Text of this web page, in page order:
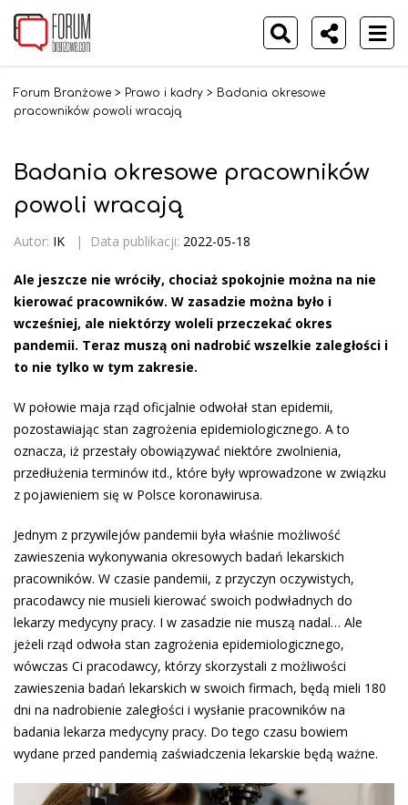
Forum Branżowe > Prawo i kadry > Badania okresowe
pracowników powoli wracają
Badania okresowe pracowników
powoli wracają
Autor: IK | Data publikacji: 2022-05-18
Ale jeszcze nie wróciły, chociaż spokojnie można na nie
kierować pracowników. W zasadzie można było i
wcześniej, ale niektórzy woleli przeczekać okres
pandemii. Teraz muszą oni nadrobić wszelkie zaległości i
to nie tylko w tym zakresie.
W połowie maja rząd oficjalnie odwołał stan epidemii,
pozostawiając stan zagrożenia epidemiologicznego. A to
oznacza, iż przestały obowiązywać niektóre zwolnienia,
przedłużenia terminów itd., które były wprowadzone w związku
z pojawieniem się w Polsce koronawirusa.
Jednym z przywilejów pandemii była właśnie możliwość
zawieszenia wykonywania okresowych badań lekarskich
pracowników. W czasie pandemii, z przyczyn oczywistych,
pracodawcy nie musieli kierować swoich podwładnych do
lekarzy medycyny pracy. I w zasadzie nie muszą nadal… Ale
jeżeli rząd odwoła stan zagrożenia epidemiologicznego,
wówczas Ci pracodawcy, którzy skorzystali z możliwości
zawieszenia badań lekarskich w swoich firmach, będą mieli 180
dni na nadrobienie zaległości i wysłanie pracowników na
badania lekarza medycyny pracy. Do tego czasu bowiem
wydane przed pandemią zaświadczenia lekarskie będą ważne.